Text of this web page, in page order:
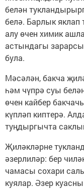
белән
белә. Барлык
алу өчен химик
астындагы
була.
Мәсәлән, бакча
һәм чүпрә суы
өчен кайбер
күпләп киптерә.
туңдыргычта
Җиләкләрне
әзерлиләр: бер
чамасы сохари
куялар. Әзер